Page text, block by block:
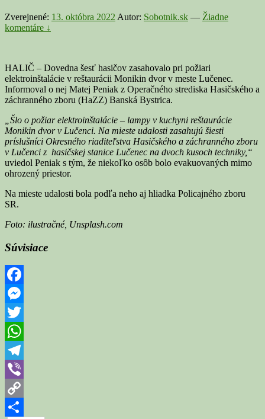
Zverejnené: 13. októbra 2022 Autor: Sobotnik.sk — Žiadne
komentáre ↓
HALIČ – Dovedna šesť hasičov zasahovalo pri požiari
elektroinštalácie v reštaurácii Monikin dvor v meste Lučenec.
Informoval o nej Matej Peniak z Operačného strediska Hasičského a
záchranného zboru (HaZZ) Banská Bystrica.
„Šlo o požiar elektroinštalácie – lampy v kuchyni reštaurácie
Monikin dvor v Lučenci. Na mieste udalosti zasahujú šiesti
príslušníci Okresného riaditeľstva Hasičského a záchranného zboru
v Lučenci z hasičskej stanice Lučenec na dvoch kusoch techniky,“
uviedol Peniak s tým, že niekoľko osôb bolo evakuovaných mimo
ohrozený priestor.
Na mieste udalosti bola podľa neho aj hliadka Policajného zboru
SR.
Foto: ilustračné, Unsplash.com
Súvisiace
Facebook
Messenger
Twitter
WhatsApp
Telegram
Viber
Copy